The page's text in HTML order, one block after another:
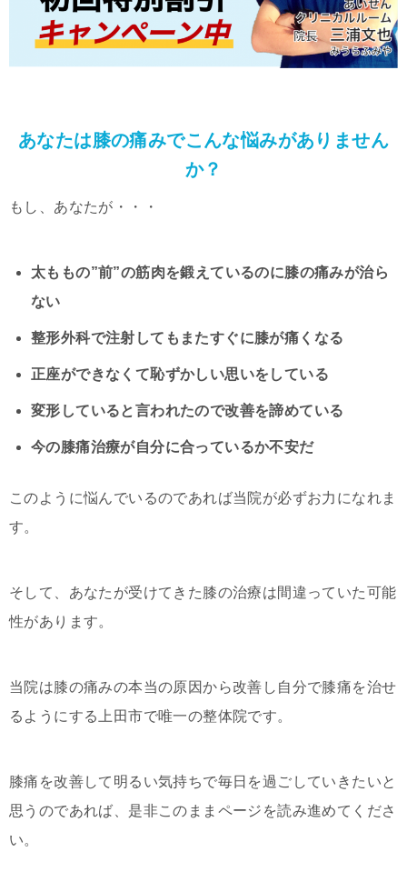
あなたは膝の痛みでこんな悩みがありません
か？
もし、あなたが・・・
太ももの”前”の筋肉を鍛えているのに膝の痛みが治ら
ない
整形外科で注射してもまたすぐに膝が痛くなる
正座ができなくて恥ずかしい思いをしている
変形していると言われたので改善を諦めている
今の膝痛治療が自分に合っているか不安だ
このように悩んでいるのであれば当院が必ずお力になれま
す。
そして、あなたが受けてきた膝の治療は間違っていた可能
性があります。
当院は膝の痛みの本当の原因から改善し自分で膝痛を治せ
るようにする上田市で唯一の整体院です。
膝痛を改善して明るい気持ちで毎日を過ごしていきたいと
思うのであれば、是非このままページを読み進めてくださ
い。